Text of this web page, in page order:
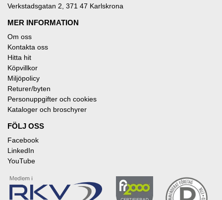
Verkstadsgatan 2, 371 47 Karlskrona
MER INFORMATION
Om oss
Kontakta oss
Hitta hit
Köpvillkor
Miljöpolicy
Returer/byten
Personuppgifter och cookies
Kataloger och broschyrer
FÖLJ OSS
Facebook
LinkedIn
YouTube